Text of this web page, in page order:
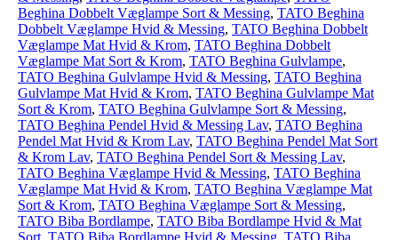
Beghina Dobbelt Væglampe Sort & Messing, TATO Beghina
Dobbelt Væglampe Hvid & Messing, TATO Beghina Dobbelt
Væglampe Mat Hvid & Krom, TATO Beghina Dobbelt
Væglampe Mat Sort & Krom, TATO Beghina Gulvlampe,
TATO Beghina Gulvlampe Hvid & Messing, TATO Beghina
Gulvlampe Mat Hvid & Krom, TATO Beghina Gulvlampe Mat
Sort & Krom, TATO Beghina Gulvlampe Sort & Messing,
TATO Beghina Pendel Hvid & Messing Lav, TATO Beghina
Pendel Mat Hvid & Krom Lav, TATO Beghina Pendel Mat Sort
& Krom Lav, TATO Beghina Pendel Sort & Messing Lav,
TATO Beghina Væglampe Hvid & Messing, TATO Beghina
Væglampe Mat Hvid & Krom, TATO Beghina Væglampe Mat
Sort & Krom, TATO Beghina Væglampe Sort & Messing,
TATO Biba Bordlampe, TATO Biba Bordlampe Hvid & Mat
Sort, TATO Biba Bordlampe Hvid & Messing, TATO Biba